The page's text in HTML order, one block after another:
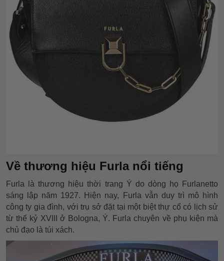
Về thương hiệu Furla nổi tiếng
Furla là thương hiệu thời trang Ý do dòng họ Furlanetto
sáng lập năm 1927. Hiện nay, Furla vẫn duy trì mô hình
công ty gia đình, với trụ sở đặt tại một biệt thự cổ có lịch sử
từ thế kỷ XVIII ở Bologna, Ý. Furla chuyên về phụ kiện mà
chủ đạo là túi xách.